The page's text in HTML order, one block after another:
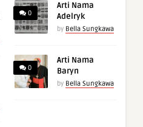
0
Arti Nama
Adelryk
by Bella Sungkawa
0
Arti Nama
Baryn
by Bella Sungkawa